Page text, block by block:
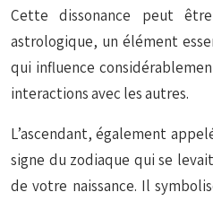
Cette dissonance peut
astrologique, un élément
qui influence
interactions avec les autres.
L’ascendant, également
signe du zodiaque qui se
de votre naissance. Il